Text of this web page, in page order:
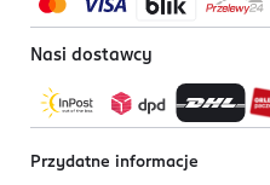
Nasi dostawcy
Przydatne informacje